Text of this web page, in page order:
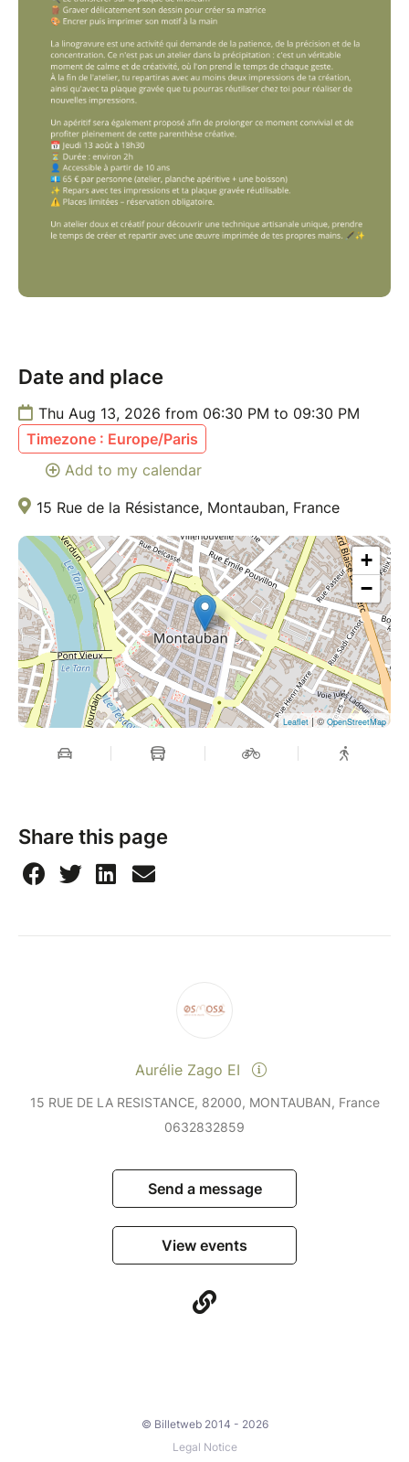
Date and place
Thu Aug 13, 2026 from 06:30 PM to 09:30 PM
Timezone : Europe/Paris
Add to my calendar
15 Rue de la Résistance, Montauban, France
+
−
Leaflet| ©OpenStreetMap
Share this page
Aurélie Zago EI
15 RUE DE LA RESISTANCE, 82000, MONTAUBAN, France
0632832859
Send a message
View events
© Billetweb 2014 - 2026
Legal Notice